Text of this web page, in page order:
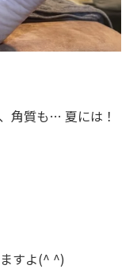
角質も… 夏には！
すよ(^ ^)